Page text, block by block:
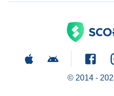
© 2014 -